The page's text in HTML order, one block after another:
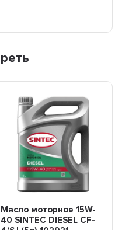
Масло моторное 15W-
40 SINTEC DIESEL CF-